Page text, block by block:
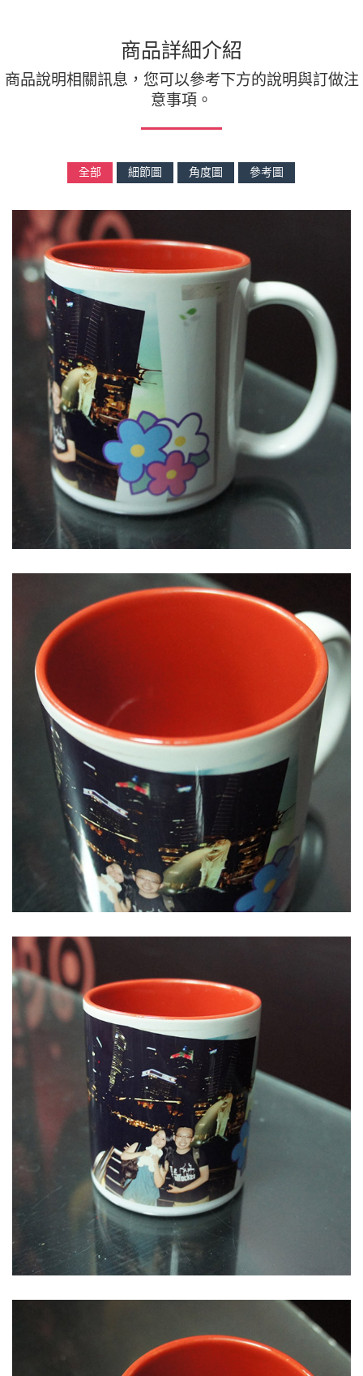
商品詳細介紹
商品說明相關訊息，您可以參考下方的說明與訂做注
意事項。
全部 細節圖 角度圖 參考圖